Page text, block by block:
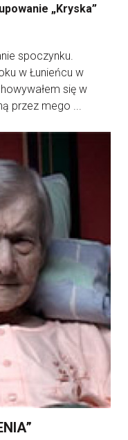
„Kryska”
spoczynku.
w Łunieńcu w
się w
przez mego ...